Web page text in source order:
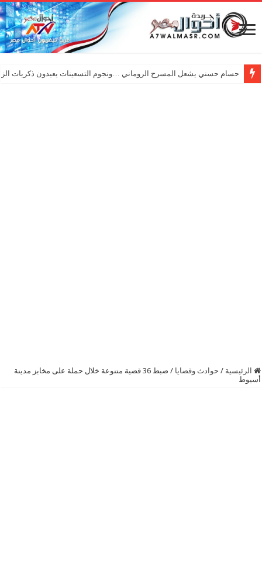
حسام حسني يشعل المسرح الروماني …ونجوم التسعينات يعيدون ذكريات
الرئيسية / حوادث وقضايا /
ضبط 36 قضية متنوعة خلال حملة على مخابز مدينة
أسيوط